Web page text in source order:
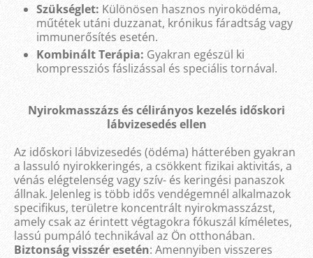
Szükséglet: Különösen hasznos nyiroködéma,
műtétek utáni duzzanat, krónikus fáradtság vagy
immunerősítés esetén.
Kombinált Terápia: Gyakran egészül ki
kompressziós fáslizással és speciális tornával.
Nyirokmasszázs és célirányos kezelés időskori
lábvizesedés ellen
Az időskori lábvizesedés (ödéma) hátterében gyakran
a lassuló nyirokkeringés, a csökkent fizikai aktivitás, a
vénás elégtelenség vagy szív- és keringési panaszok
állnak. Jelenleg is több idős vendégemnél alkalmazok
specifikus, területre koncentrált nyirokmasszázst,
amely csak az érintett végtagokra fókuszál kíméletes,
lassú pumpáló technikával az Ön otthonában.
Biztonság visszér esetén: Amennyiben visszeres